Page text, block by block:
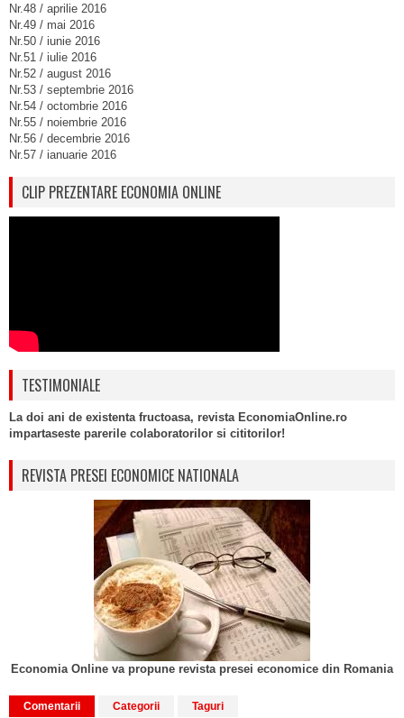
Nr.48 / aprilie 2016
Nr.49 / mai 2016
Nr.50 / iunie 2016
Nr.51 / iulie 2016
Nr.52 / august 2016
Nr.53 / septembrie 2016
Nr.54 / octombrie 2016
Nr.55 / noiembrie 2016
Nr.56 / decembrie 2016
Nr.57 / ianuarie 2016
CLIP PREZENTARE ECONOMIA ONLINE
TESTIMONIALE
La doi ani de existenta fructoasa, revista EconomiaOnline.ro
impartaseste parerile colaboratorilor si cititorilor!
REVISTA PRESEI ECONOMICE NATIONALA
Economia Online va propune revista presei economice din Romania
Comentarii Categorii Taguri